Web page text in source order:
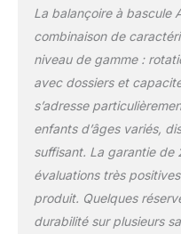
La balançoire à bascule
combinaison de
niveau de gamme :
avec dossiers et
s’adresse
enfants d’âges variés,
suffisant. La garantie de
évaluations très
produit. Quelques
durabilité sur plusieurs